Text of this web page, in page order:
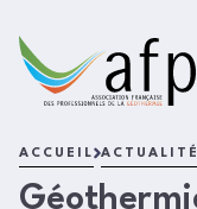
L'AFPG
ACCUEIL